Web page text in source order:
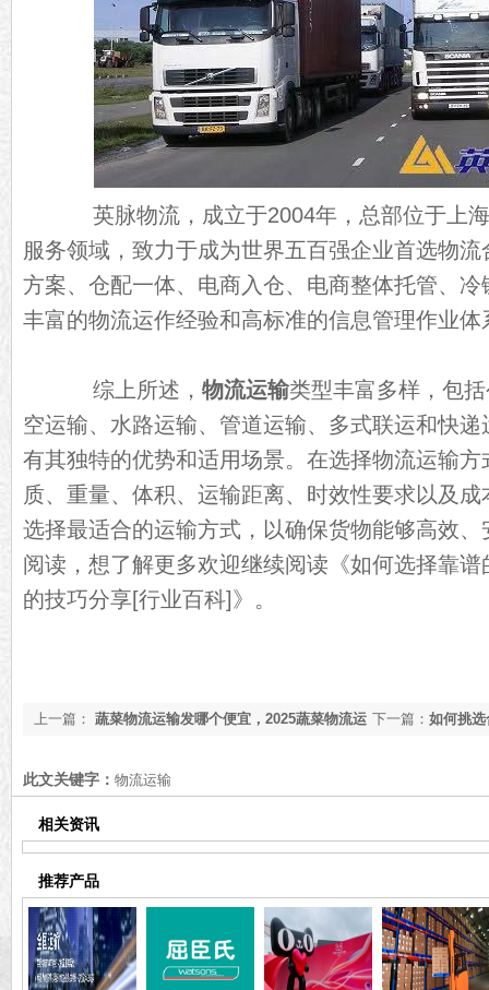
英脉物流，成立于2004年，总部位于上海
服务领域，致力于成为世界五百强企业首选物
方案、仓配一体、电商入仓、电商整体托管、
丰富的物流运作经验和高标准的信息管理作业体
综上所述， 物流运输类型丰富多样，包
空运输、水路运输、管道运输、多式联运和快
有其独特的优势和适用场景。在选择物流运输
质、重量、体积、运输距离、时效性要求以及
选择最适合的运输方式，以确保货物能够高效
阅读，想了解更多欢迎继续阅读《如何选择靠谱
的技巧分享[行业百科]》。
下一篇： 如何挑
上一篇： 蔬菜物流运输发哪个便宜，2025蔬菜物流运
此文关键字： 物流运输
相关资讯
推荐产品